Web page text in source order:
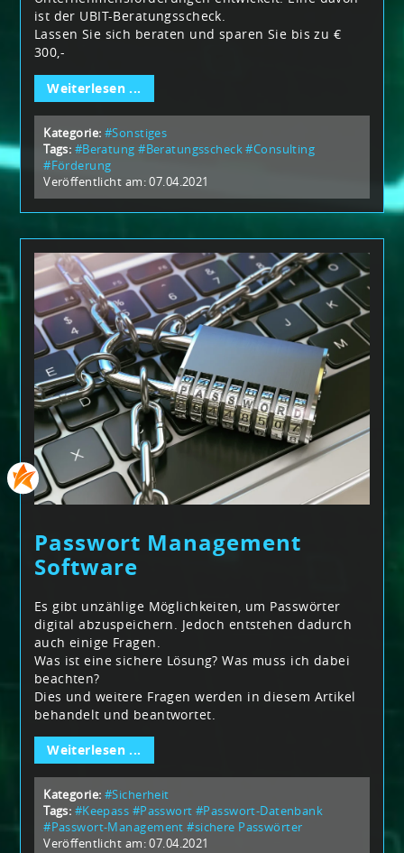
ist der UBIT-Beratungsscheck.
Lassen Sie sich beraten und sparen Sie bis zu €
300,-
Weiterlesen ...
Kategorie: #Sonstiges
Tags: #Beratung #Beratungsscheck#Consulting
#Förderung
Veröffentlicht am: 07.04.2021
Passwort Management
Software
Es gibt unzählige Möglichkeiten, um Passwörter
digital abzuspeichern. Jedoch entstehen dadurch
auch einige Fragen.
Was ist eine sichere Lösung? Was muss ich dabei
beachten?
Dies und weitere Fragen werden in diesem Artikel
behandelt und beantwortet.
Weiterlesen ...
Kategorie: #Sicherheit
Tags: #Keepass #Passwort #Passwort-Datenbank
#Passwort-Management #sichere Passwörter
Veröffentlicht am: 07.04.2021